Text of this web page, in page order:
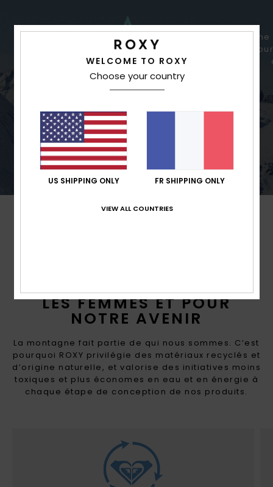
FAIT AVEC LE CŒUR POUR
LES FEMMES ET POUR
NOTRE AVENIR
La montagne fait partie de qui nous sommes. C’est
pourquoi ROXY privilégie des matériaux recyclés et
d’origine naturelle, et valorise des initiatives moins
toxiques et plus économes en eau et en énergie à
chaque étape de conception de nos produits.
Une meilleure imperméabilité pour des
conditions variables
WELCOME TO ROXY
Choose your country
US SHIPPING ONLY FR SHIPPING ONLY
VIEW ALL COUNTRIES